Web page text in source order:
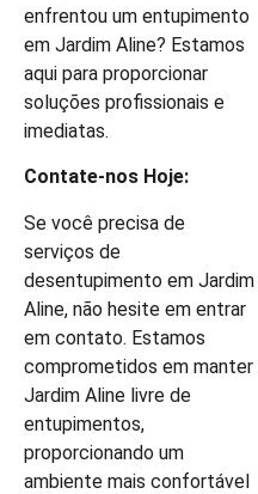
enfrentou um entupimento
em Jardim Aline? Estamos
aqui para proporcionar
soluções profissionais e
imediatas.
Contate-nos Hoje:
Se você precisa de
serviços de
desentupimento em Jardim
Aline, não hesite em entrar
em contato. Estamos
comprometidos em manter
Jardim Aline livre de
entupimentos,
proporcionando um
ambiente mais confortável